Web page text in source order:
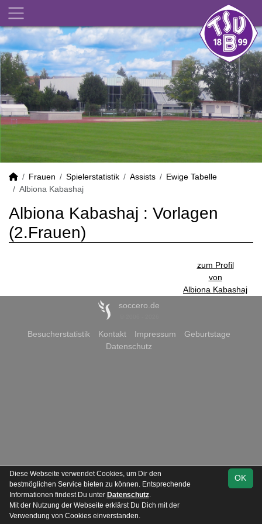
Frauen Spielerstatistik Assists
Ewige Tabelle
Albiona Kabashaj
Albiona Kabashaj : Vorlagen
(2.Frauen)
zum Profil
von
Albiona Kabashaj
soccero.de
Besucherstatistik Kontakt Impressum
Geburtstage
Datenschutz
OK
Diese Webseite verwendet Cookies, um Dir den
bestmöglichen Service bieten zu können. Entsprechende
Informationen findest Du unter Datenschutz.
Mit der Nutzung der Webseite erklärst Du Dich mit der
Verwendung von Cookies einverstanden.